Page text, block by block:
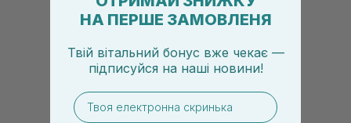
НА ПЕРШЕ ЗАМОВЛЕНЯ
Твій вітальний бонус вже чекає —
підписуйся на наші новини!
email